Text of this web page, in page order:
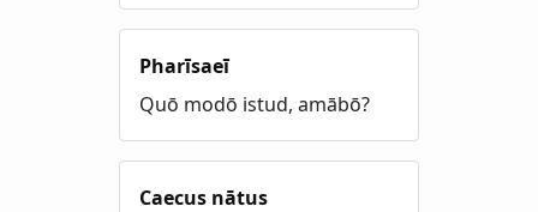
Pharīsaeī
Quō modō istud, amābō?
Caecus nātus